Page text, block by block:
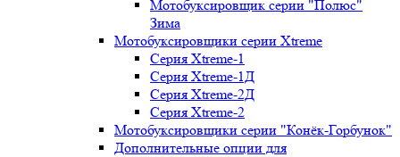
Мотобуксировщик серии "Полюс"
Зима
Мотобуксировщики серии Xtreme
Серия Xtreme-1
Серия Xtreme-1Д
Серия Xtreme-2Д
Серия Xtreme-2
Мотобуксировщики серии "Конёк-Горбунок"
Дополнительные опции для